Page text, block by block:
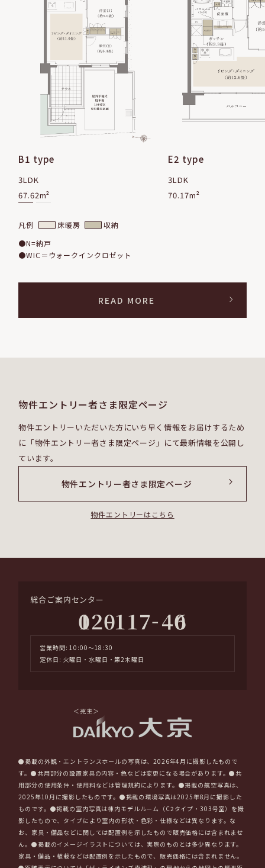
B1 type
3LDK
67.62m²
E2 type
3LDK
70.17m²
凡例 床暖房
収納
●N=納戸
●WIC＝ウォークインクロゼット
READ MORE
物件エントリー者さま限定ページ
物件エントリーいただいた⽅にいち早く情報をお届けするため
に 「物件エントリー者さま限定ページ」にて最新情報を公開し
ています。
物件エントリー者さま限定ページ
物件エントリーはこちら
総合ご案内センター
0120-117-406
営業時間: 10:00～18:30
定休日: 火曜日・水曜日・第2木曜日
＜売主＞
●掲載の外観・エントランスホールの写真は、2026年4月に撮影したもので
す。●共用部分の設置家具の内容・⾊などは変更になる場合があります。●共
用部分の使用条件・使用料などは管理規約によります。●掲載の航空写真は、
2025年10月に撮影したものです。●掲載の環境写真は2025年8月に撮影した
ものです。●掲載の室内写真は棟内モデルルーム（C2タイプ・303号室）を撮
影したもので、タイプにより室内の形状・色彩・仕様などは異なります。な
お、家具・備品などに関しては配置例を示したもので販売価格には含まれませ
ん。●掲載のイメージイラストについては、実際のものとは多少異なります。
家具・備品・植栽などは配置例を示したもので、販売価格には含まれません。